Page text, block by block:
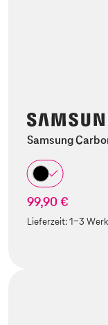
Samsung
99,90 €
Lieferzeit:1-3